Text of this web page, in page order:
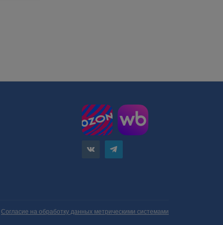
Согласие на обработку данных метрическими системами